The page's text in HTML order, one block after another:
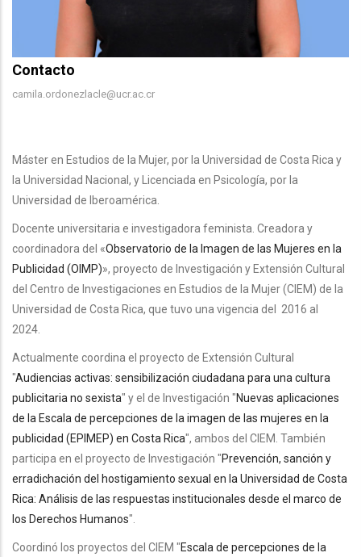
Contacto
Contacto
camila.ordonezlacle@ucr.ac.cr
Body
Máster en Estudios de la Mujer, por la Universidad de Costa Rica y
la Universidad Nacional, y Licenciada en Psicología, por la
Universidad de Iberoamérica.
Docente universitaria e investigadora feminista. Creadora y
coordinadora del «Observatorio de la Imagen de las Mujeres en la
Publicidad (OIMP)», proyecto de Investigación y Extensión Cultural
del Centro de Investigaciones en Estudios de la Mujer (CIEM) de la
Universidad de Costa Rica, que tuvo una vigencia del 2016 al
2024.
Actualmente coordina el proyecto de Extensión Cultural
"Audiencias activas: sensibilización ciudadana para una cultura
publicitaria no sexista" y el de Investigación "Nuevas aplicaciones
de la Escala de percepciones de la imagen de las mujeres en la
publicidad (EPIMEP) en Costa Rica", ambos del CIEM. También
participa en el proyecto de Investigación "Prevención, sanción y
erradichación del hostigamiento sexual en la Universidad de Costa
Rica: Análisis de las respuestas institucionales desde el marco de
los Derechos Humanos".
Coordinó los proyectos del CIEM "Escala de percepciones de la